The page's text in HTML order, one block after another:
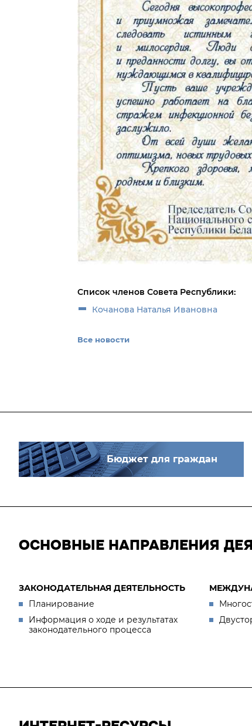
Список членов Совета Республики:
Кочанова Наталья Ивановна
Все новости
Бюджет для граждан
ОСНОВНЫЕ НАПРАВЛЕНИЯ
ЗАКОНОДАТЕЛЬНАЯ ДЕЯТЕЛЬНОСТЬ
Планирование
Информация о ходе и результатах
законодательного процесса